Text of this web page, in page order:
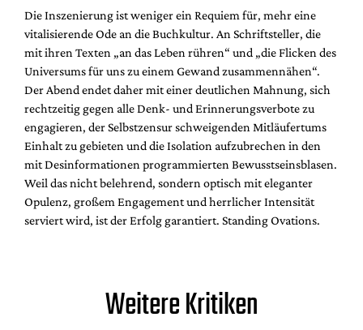
Die Inszenierung ist weniger ein Requiem für, mehr eine
vitalisierende Ode an die Buchkultur. An Schriftsteller, die
mit ihren Texten „an das Leben rühren“ und „die Flicken des
Universums für uns zu einem Gewand zusammennähen“.
Der Abend endet daher mit einer deutlichen Mahnung, sich
rechtzeitig gegen alle Denk- und Erinnerungsverbote zu
engagieren, der Selbstzensur schweigenden Mitläufertums
Einhalt zu gebieten und die Isolation aufzubrechen in den
mit Desinformationen programmierten Bewusstseinsblasen.
Weil das nicht belehrend, sondern optisch mit eleganter
Opulenz, großem Engagement und herrlicher Intensität
serviert wird, ist der Erfolg garantiert. Standing Ovations.
Weitere Kritiken